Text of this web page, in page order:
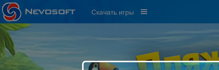
Скачать игры